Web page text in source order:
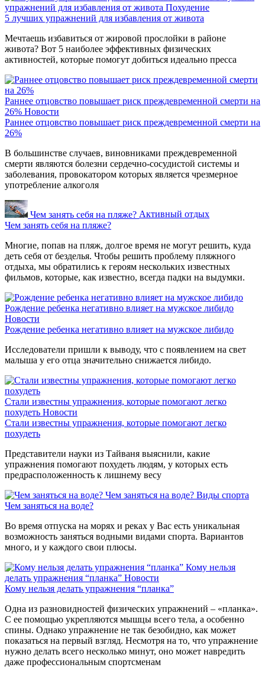
упражнений для избавления от живота Похудение
5 лучших упражнений для избавления от живота
Мечтаешь избавиться от жировой прослойки в районе
живота? Вот 5 наиболее эффективных физических
активностей, которые помогут добиться идеально пресса
Раннее отцовство повышает риск преждевременной смерти на
26% Новости
Раннее отцовство повышает риск преждевременной смерти на
26%
В большинстве случаев, виновниками преждевременной
смерти являются болезни сердечно-сосудистой системы и
заболевания, провокатором которых является чрезмерное
употребление алкоголя
Чем занять себя на пляже? Активный отдых
Чем занять себя на пляже?
Многие, попав на пляж, долгое время не могут решить, куда
деть себя от безделья. Чтобы решить проблему пляжного
отдыха, мы обратились к героям нескольких известных
фильмов, которые, как известно, всегда падки на выдумки.
Рождение ребенка негативно влияет на мужское либидо
Новости
Рождение ребенка негативно влияет на мужское либидо
Исследователи пришли к выводу, что с появлением на свет
малыша у его отца значительно снижается либидо.
Стали известны упражнения, которые помогают легко
похудеть Новости
Стали известны упражнения, которые помогают легко
похудеть
Представители науки из Тайваня выяснили, какие
упражнения помогают похудеть людям, у которых есть
предрасположенность к лишнему весу
Чем заняться на воде? Виды спорта
Чем заняться на воде?
Во время отпуска на морях и реках у Вас есть уникальная
возможность заняться водными видами спорта. Вариантов
много, и у каждого свои плюсы.
Кому нельзя
делать упражнения “планка” Новости
Кому нельзя делать упражнения “планка”
Одна из разновидностей физических упражнений – «планка».
С ее помощью укрепляются мышцы всего тела, а особенно
спины. Однако упражнение не так безобидно, как может
показаться на первый взгляд. Несмотря на то, что упражнение
нужно делать всего несколько минут, оно может навредить
даже профессиональным спортсменам